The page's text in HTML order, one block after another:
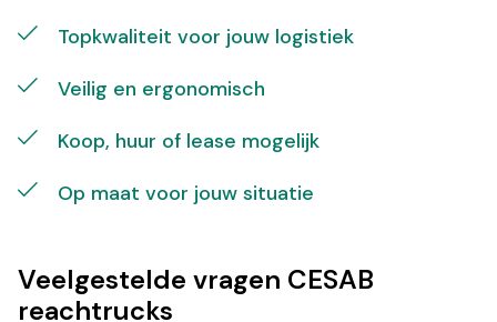
Topkwaliteit voor jouw logistiek
Veilig en ergonomisch
Koop, huur of lease mogelijk
Op maat voor jouw situatie
Veelgestelde vragen CESAB
reachtrucks